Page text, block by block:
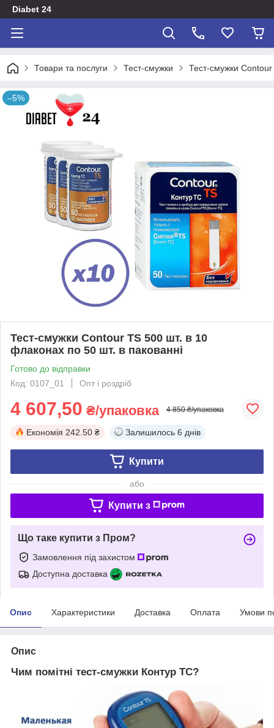
Diabet 24
Товари та послуги Тест-смужки Тест-смужки Contour
–5%
Тест-смужки Contour TS 500 шт. в 10
флаконах по 50 шт. в пакованні
Готово до відправки
Код: 0107_01
Опт і роздріб
4 607,50 ₴/упаковка 4 850 ₴/упаковка
Економія 242.50 ₴ Залишилось 6 днів
Купити
або
Купити з
Що таке купити з Пром?
Замовлення під захистом
Доступна доставка
Опис Характеристики Доставка Оплата Умови
Опис
Чим помітні тест-смужки Контур ТС?